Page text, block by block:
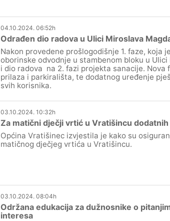
04.10.2024. 06:52h
Odrađen dio radova u Ulici Miroslava
Nakon provedene prošlogodišnje 1. faze, koja
oborinske odvodnje u stambenom bloku u
i dio radova na 2. fazi projekta sanacije.
prilaza i parkirališta, te dodatnog uređenje
svih korisnika.
03.10.2024. 10:32h
Za matični dječji vrtić u Vratišincu
Općina Vratišinec izvjestila je kako su
matičnog dječjeg vrtića u Vratišincu.
03.10.2024. 08:04h
Održana edukacija za dužnosnike o
interesa